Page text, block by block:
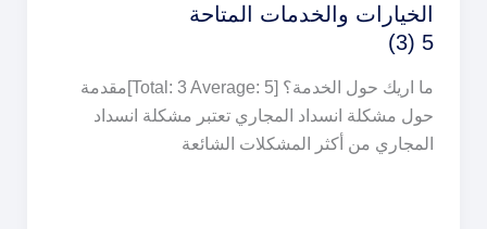
الخيارات والخدمات المتاحة
5 (3)
ما اريك حول الخدمة؟ [Total: 3 Average: 5]مقدمة
حول مشكلة انسداد المجاري تعتبر مشكلة انسداد
المجاري من أكثر المشكلات الشائعة